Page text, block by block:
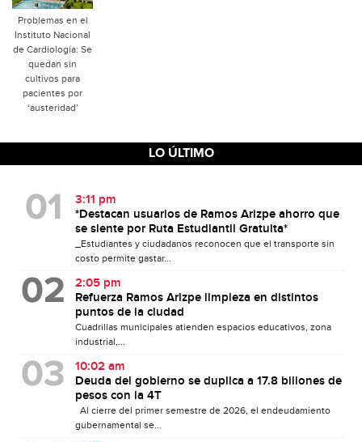
Problemas en el
Instituto Nacional
de Cardiología: Se
quedan sin
cultivos para
pacientes por
‘austeridad’
LO ÚLTIMO
3:11 pm
*Destacan usuarios de Ramos Arizpe ahorro que
se siente por Ruta Estudiantil Gratuita*
_Estudiantes y ciudadanos reconocen que el transporte sin
costo permite gastar...
2:05 pm
Refuerza Ramos Arizpe limpieza en distintos
puntos de la ciudad
Cuadrillas municipales atienden espacios educativos, zona
industrial,...
10:02 am
Deuda del gobierno se duplica a 17.8 billones de
pesos con la 4T
Al cierre del primer semestre de 2026, el endeudamiento
gubernamental se...